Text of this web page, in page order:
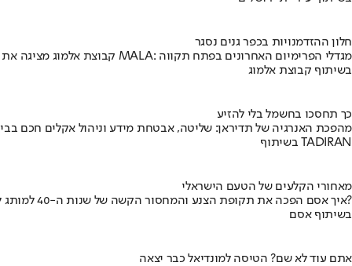
חלון ההזדמנויות בכפר גנים נסגר
קבוצת אלמוג מציגה את פרויקט MALA: מגדלי הפרימיום האחרונים בפתח תקווה
בשיתוף קבוצת אלמוג
כך תחסכו בחשמל בלי להזיע
מהפכת האנרגיה של תדיראן: שליטה, אבטחת מידע וניהול אקלים חכם
בשיתוף TADIRAN
מאחורי הקלעים של הטעם הישראלי
איך אסם הפכה את תקופת הצנע והמחסור הקשה של שנות ה-40 למותג לאומי?
בשיתוף אסם
אתם עוד לא שם? הטיסה למונדיאל כבר יצאה